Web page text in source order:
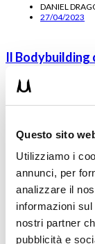
Questo sito
Utilizziamo i
annunci, per
analizzare il
informazioni
nostri partner
pubblicità e
DANIEL
27/04/2023
Il Bodybuilding
Il Bodybuilding per
questo modo unico
Leggi tutto